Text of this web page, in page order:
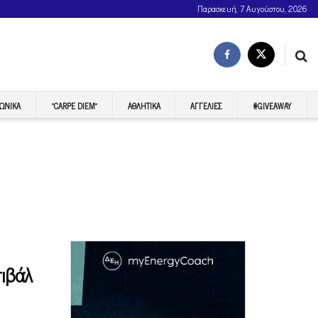
Παρασκευή, 7 Αυγούστου, 2026
“CARPE DIEM” ΑΘΛΗΤΙΚΆ ΑΓΓΕΛΊΕΣ #GIVEAWAY